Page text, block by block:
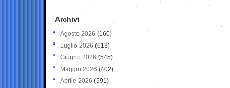
Archivi
Agosto 2026 (160)
Luglio 2026 (613)
Giugno 2026 (545)
Maggio 2026 (402)
Aprile 2026 (591)